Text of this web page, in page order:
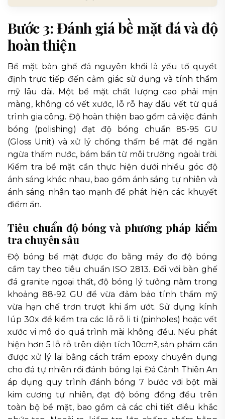
Bước 3: Đánh giá bề mặt đá và độ
hoàn thiện
Bề mặt bàn ghế đá nguyên khối là yếu tố quyết
định trực tiếp đến cảm giác sử dụng và tính thẩm
mỹ lâu dài. Một bề mặt chất lượng cao phải mịn
màng, không có vết xước, lỗ rỗ hay dấu vết từ quá
trình gia công. Độ hoàn thiện bao gồm cả việc đánh
bóng (polishing) đạt độ bóng chuẩn 85-95 GU
(Gloss Unit) và xử lý chống thấm bề mặt để ngăn
ngừa thấm nước, bám bẩn từ môi trường ngoài trời.
Kiểm tra bề mặt cần thực hiện dưới nhiều góc độ
ánh sáng khác nhau, bao gồm ánh sáng tự nhiên và
ánh sáng nhân tạo mạnh để phát hiện các khuyết
điểm ẩn.
Tiêu chuẩn độ bóng và phương pháp kiểm
tra chuyên sâu
Độ bóng bề mặt được đo bằng máy đo độ bóng
cầm tay theo tiêu chuẩn ISO 2813. Đối với bàn ghế
đá granite ngoại thất, độ bóng lý tưởng nằm trong
khoảng 88-92 GU để vừa đảm bảo tính thẩm mỹ
vừa hạn chế trơn trượt khi ẩm ướt. Sử dụng kính
lúp 30x để kiểm tra các lỗ rỗ li ti (pinholes) hoặc vết
xước vi mô do quá trình mài không đều. Nếu phát
hiện hơn 5 lỗ rỗ trên diện tích 10cm², sản phẩm cần
được xử lý lại bằng cách trám epoxy chuyên dụng
cho đá tự nhiên rồi đánh bóng lại. Đá Cảnh Thiên An
áp dụng quy trình đánh bóng 7 bước với bột mài
kim cương tự nhiên, đạt độ bóng đồng đều trên
toàn bộ bề mặt, bao gồm cả các chi tiết điêu khắc